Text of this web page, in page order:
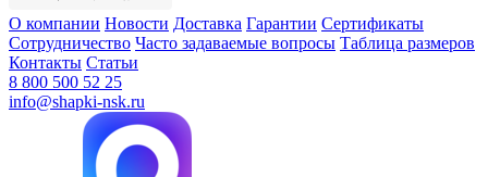
О компании Новости Доставка Гарантии Сертификаты
Сотрудничество Часто задаваемые вопросы Таблица размеров
Контакты Статьи
8 800 500 52 25
info@shapki-nsk.ru